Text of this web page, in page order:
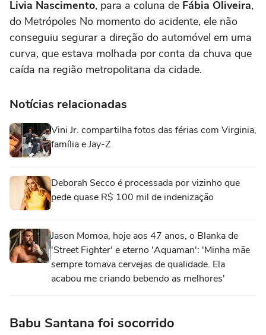
Livia Nascimento, para a coluna de Fábia Oliveira,
do Metrópoles No momento do acidente, ele não
conseguiu segurar a direção do automóvel em uma
curva, que estava molhada por conta da chuva que
caída na região metropolitana da cidade.
Notícias relacionadas
Vini Jr. compartilha fotos das férias com Virginia,
família e Jay-Z
Deborah Secco é processada por vizinho que
pede quase R$ 100 mil de indenização
Jason Momoa, hoje aos 47 anos, o Blanka de
'Street Fighter' e eterno 'Aquaman': 'Minha mãe
sempre tomava cervejas de qualidade. Ela
acabou me criando bebendo as melhores'
Babu Santana foi socorrido